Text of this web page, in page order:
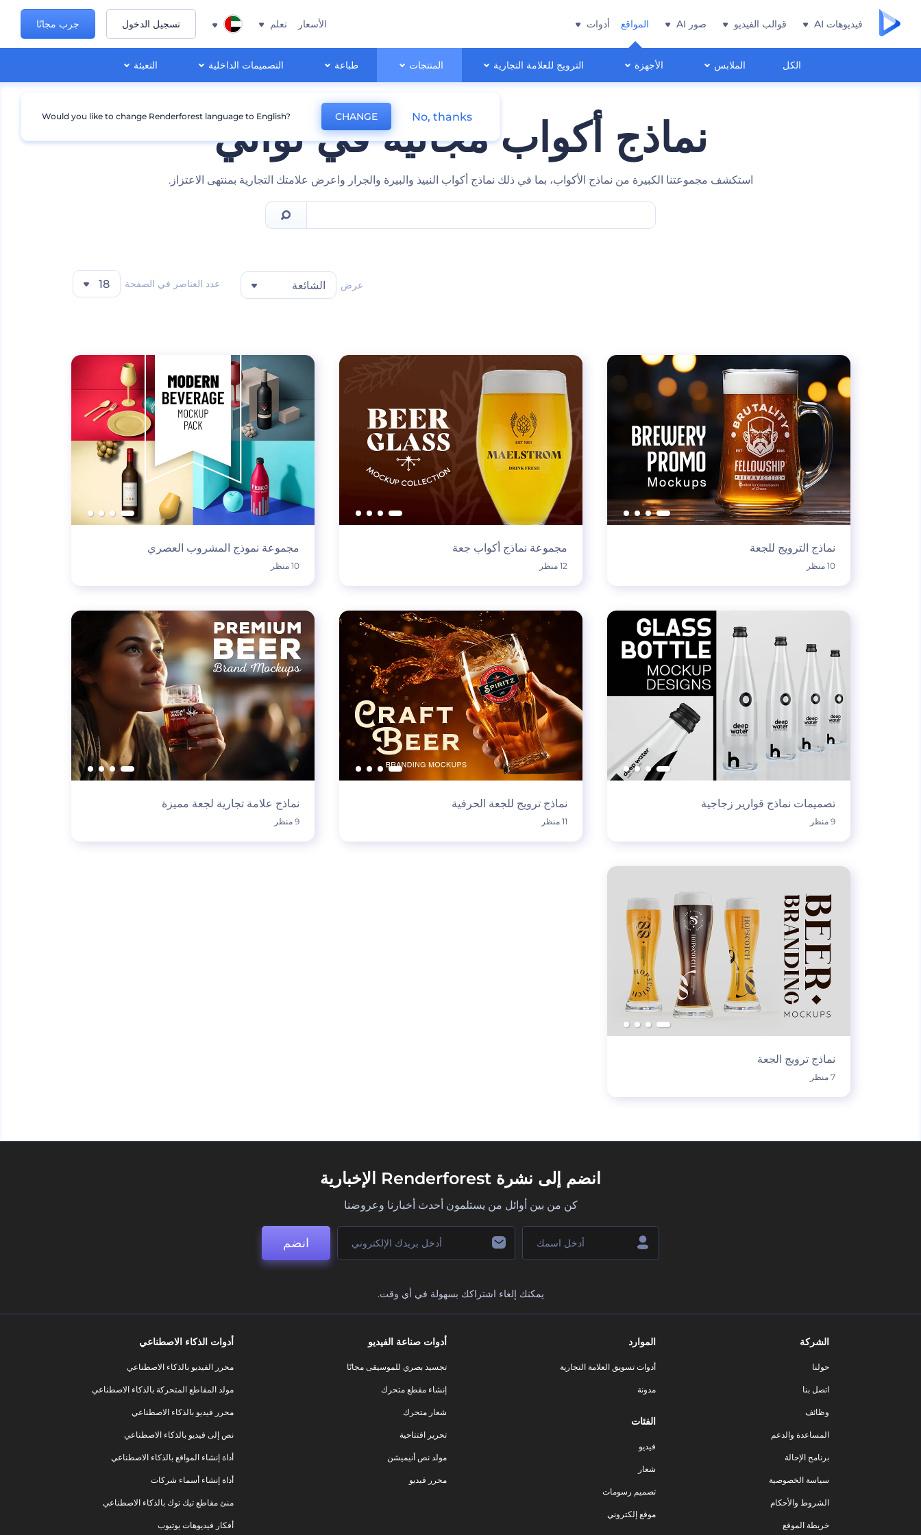
فيديوهات AI قوالب الفيديو صور AI المواقع
الكل الملابس الأجهزة الترويج للعلامة التجارية المنتجات طباعة التصميمات الداخلية التعبئة
أدوات الأسعار تعلم تسجيل الدخول جرب مجانًا
نماذج أكواب مجانية في ثواني
استكشف مجموعتنا الكبيرة من نماذج الأكواب، بما في ذلك نماذج أكواب النبيذ والبيرة والجرار واعرض علامتك التجارية بمنتهى الاعتزاز.
عرض الشائعة عدد العناصر في الصفحة 18
نماذج الترويج للجعة
10 منظر
مجموعة نماذج أكواب جعة
12 منظر
مجموعة نموذج المشروب العصري
10 منظر
تصميمات نماذج قوارير زجاجية
9 منظر
نماذج ترويج للجعة الحرفية
11 منظر
نماذج علامة تجارية لجعة مميزة
9 منظر
نماذج ترويج الجعة
7 منظر
انضم إلى نشرة Renderforest الإخبارية
كن من بين أوائل من يستلمون أحدث أخبارنا وعروضنا
انضم
يمكنك إلغاء اشتراكك بسهولة في أي وقت.
الشركة
حولنا
اتصل بنا
وظائف
المساعدة والدعم
برنامج الإحالة
سياسة الخصوصية
الشروط والأحكام
خريطة الموقع
الموارد
أدوات تسويق العلامة التجارية
مدونة
الفئات
فيديو
شعار
تصميم رسومات
موقع إلكتروني
أدوات صناعة الفيديو
تجسيد بصري للموسيقى مجانًا
إنشاء مقطع متحرك
شعار متحرك
تحرير افتتاحية
مولد نص أنيميشن
محرر فيديو
أدوات الذكاء الاصطناعي
محرر الفيديو بالذكاء الاصطناعي
مولد المقاطع المتحركة بالذكاء الاصطناعي
محرر فيديو بالذكاء الاصطناعي
نص إلى فيديو بالذكاء الاصطناعي
أداة إنشاء المواقع بالذكاء الاصطناعي
أداة إنشاء أسماء شركات
منئ مقاطع تيك توك بالذكاء الاصطناعي
أفكار فيديوهات يوتيوب
Would you like to change Renderforest language to English? CHANGE No, thanks